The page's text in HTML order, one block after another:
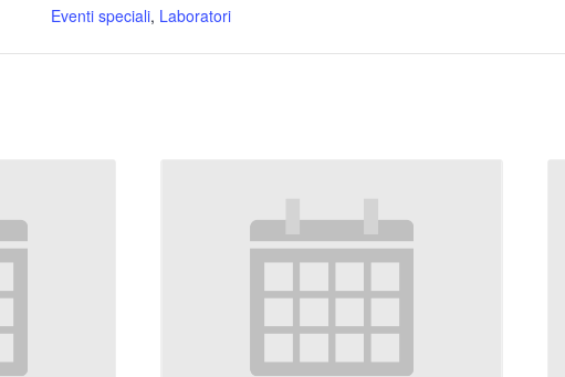
Eventi speciali, Laboratori